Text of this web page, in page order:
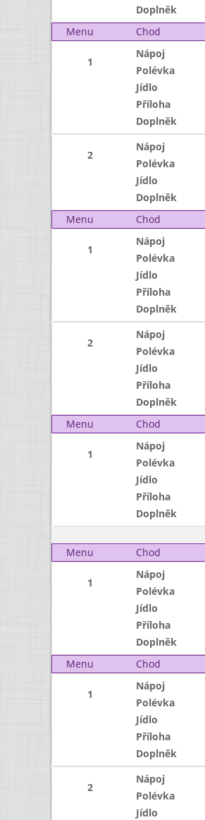
Doplněk
Menu
Chod
1
Nápoj
Polévka
Jídlo
Příloha
Doplněk
2
Nápoj
Polévka
Jídlo
Doplněk
Menu
Chod
1
Nápoj
Polévka
Jídlo
Příloha
Doplněk
2
Nápoj
Polévka
Jídlo
Příloha
Doplněk
Menu
Chod
1
Nápoj
Polévka
Jídlo
Příloha
Doplněk
Menu
Chod
1
Nápoj
Polévka
Jídlo
Příloha
Doplněk
Menu
Chod
1
Nápoj
Polévka
Jídlo
Příloha
Doplněk
2
Nápoj
Polévka
Jídlo